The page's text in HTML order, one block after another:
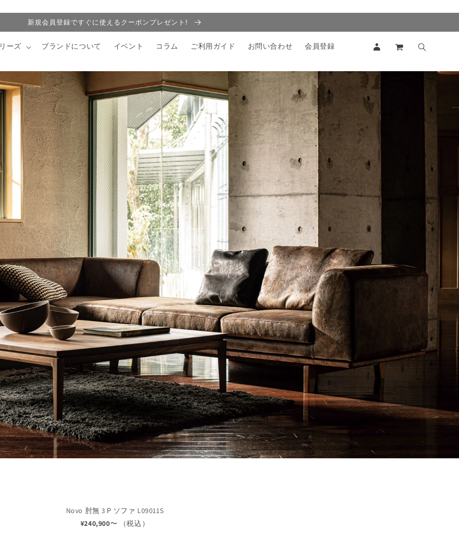
新規会員登録ですぐに使えるクーポンプレゼント!
ーズ ブランドについて イベント コラム ご利用ガイド お問い合わせ 会員登録
イ
カ
ー
Novo 肘無 3Ｐソファ L09011S
¥240,900〜 （税込）